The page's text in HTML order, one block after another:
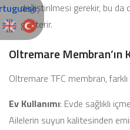
değiştirilmesi gerekir, bu da
gösterir.
Oltremare Membran’ın
Oltremare TFC membran,
Ev Kullanımı: Evde sağlıklı
Ailelerin suyun kalitesinden